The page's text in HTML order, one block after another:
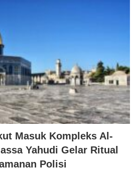
Masuk Kompleks Al-
Yahudi Gelar Ritual
Polisi